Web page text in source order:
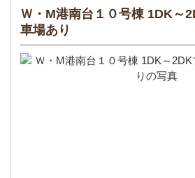
Ｗ・M港南台１０号棟 1DK～
車場あり